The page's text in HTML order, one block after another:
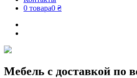
0 товара0 ₴
Мебель с доставкой по